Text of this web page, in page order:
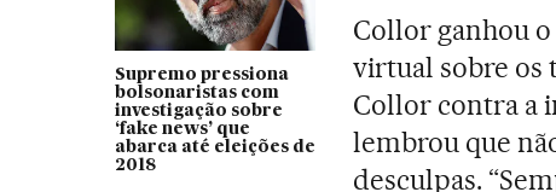
Supremo pressiona
bolsonaristas com
investigação sobre
‘fake news’ que
abarca até eleições de
2018
Collor ganhou
virtual sobre os
Collor contra a
lembrou que
desculpas.